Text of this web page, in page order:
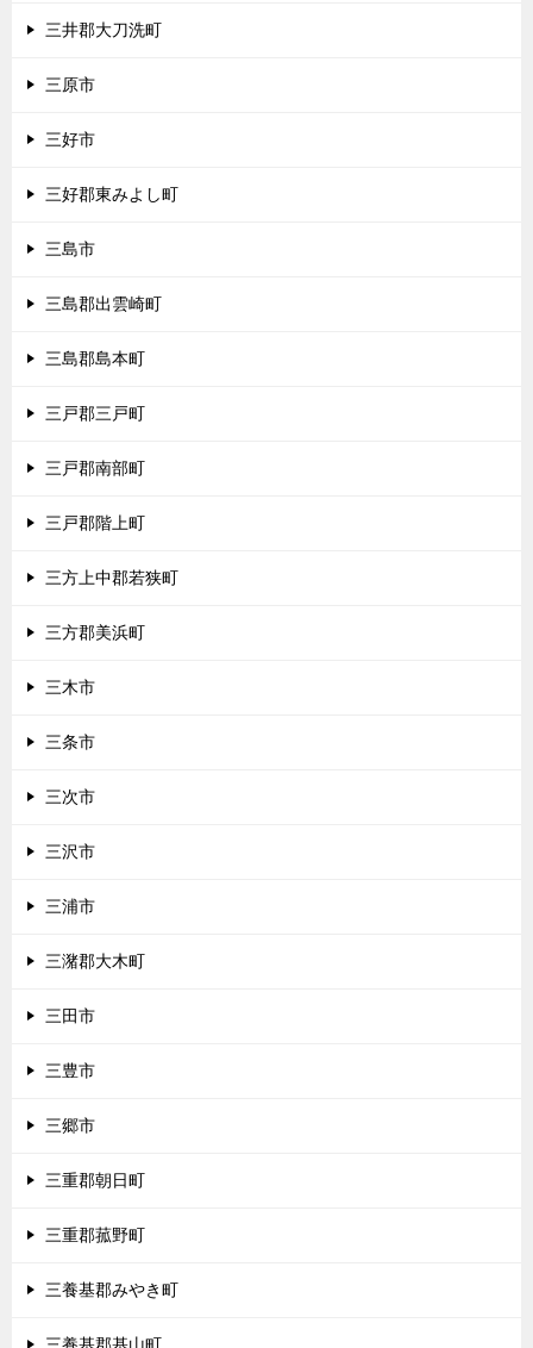
三井郡大刀洗町
三原市
三好市
三好郡東みよし町
三島市
三島郡出雲崎町
三島郡島本町
三戸郡三戸町
三戸郡南部町
三戸郡階上町
三方上中郡若狭町
三方郡美浜町
三木市
三条市
三次市
三沢市
三浦市
三潴郡大木町
三田市
三豊市
三郷市
三重郡朝日町
三重郡菰野町
三養基郡みやき町